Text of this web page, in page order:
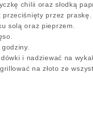
chilii oraz słodką
przez praskę.
solą oraz pieprzem.
i nadziewać na
na złoto ze